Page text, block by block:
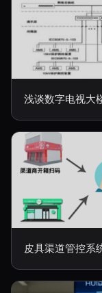
浅谈数字电视大
皮具渠道管控系